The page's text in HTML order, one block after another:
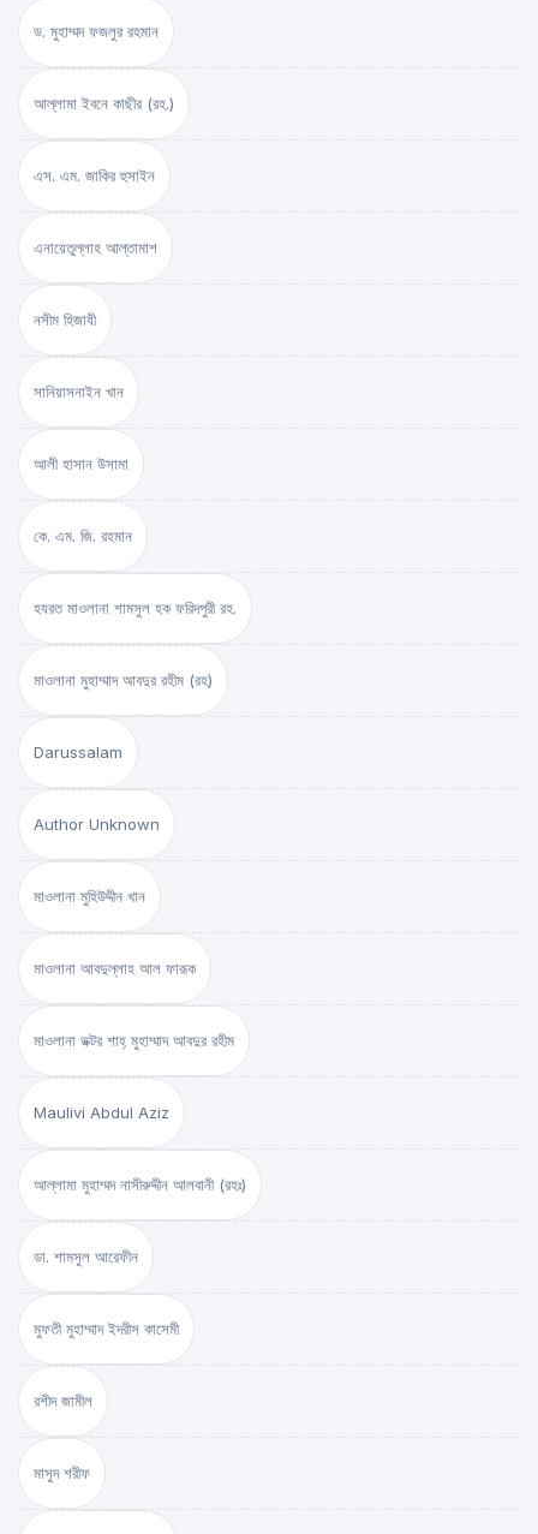
ড. মুহাম্মদ ফজলুর রহমান
আল্লামা ইবনে কাছীর (রহ.)
এস. এম. জাকির হুসাইন
এনায়েতুল্লাহ আল্‌তামাশ
নসীম হিজাযী
সানিয়াসনাইন খান
আলী হাসান উসামা
কে. এম. জি. রহমান
হযরত মাওলানা শামসুল হক ফরিদপুরী রহ.
মাওলানা মুহাম্মাদ আবদুর রহীম (রহ)
Darussalam
Author Unknown
মাওলানা মুহিউদ্দীন খান
মাওলানা আবদুল্লাহ আল ফারূক
মাওলানা ডক্টর শাহ্‌ মুহাম্মাদ আবদুর রহীম
Maulivi Abdul Aziz
আল্লামা মুহাম্মদ নাসীরুদ্দীন আলবানী (রহঃ)
ডা. শামসুল আরেফীন
মুফতী মুহাম্মাদ ইদরীস কাসেমী
রশীদ জামীল
মাসুদ শরীফ